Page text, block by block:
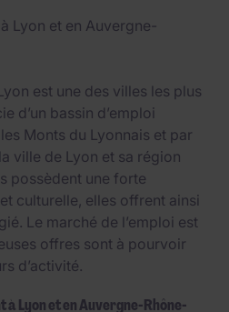
Lyon et en Auvergne-
est une des villes les plus
d’un bassin d’emploi
Monts du Lyonnais et par
ville de Lyon et sa région
possèdent une forte
culturelle, elles offrent ainsi
Le marché de l’emploi est
offres sont à pourvoir
d’activité.
Lyon et en Auvergne-Rhône-